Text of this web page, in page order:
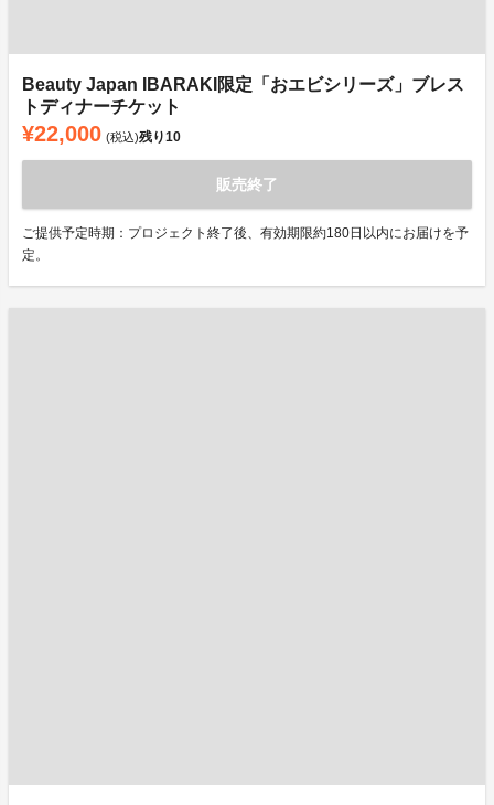
Beauty Japan IBARAKI限定「おエビシリーズ」ブレス
トディナーチケット
¥22,000 (税込)残り10
販売終了
ご提供予定時期：プロジェクト終了後、有効期限約180日以内にお届けを予
定。